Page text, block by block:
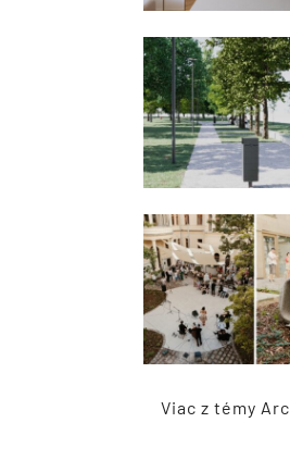
Viac z témy